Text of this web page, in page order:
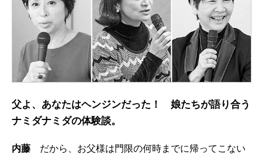
父よ、あなたはヘンジンだった！ 娘たちが語り合う
ナミダナミダの体験談。
内藤 だから、お父様は門限の何時までに帰ってこない